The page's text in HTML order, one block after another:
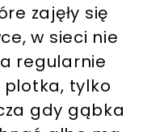
zajęły się
w sieci nie
regularnie
plotka, tylko
gdy gąbka